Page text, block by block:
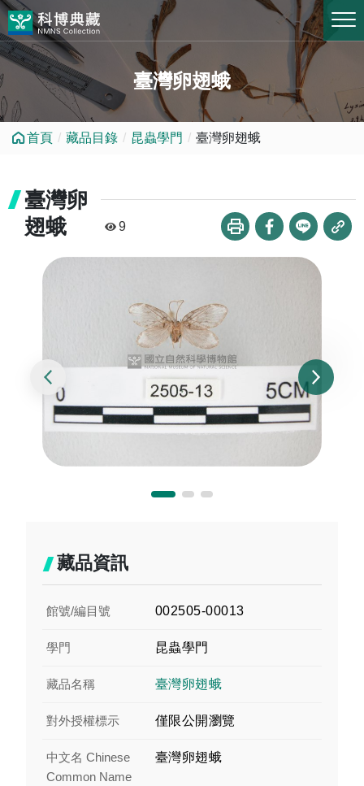
跳到中央內容區塊
臺灣卵翅蛾
首頁 藏品目錄 昆蟲學門 臺灣卵翅蛾
臺灣卵
翅蛾
9
藏品資訊
館號/編目號 002505-00013
學門 昆蟲學門
藏品名稱 臺灣卵翅蛾
對外授權標示 僅限公開瀏覽
中文名 Chinese
Common Name
臺灣卵翅蛾